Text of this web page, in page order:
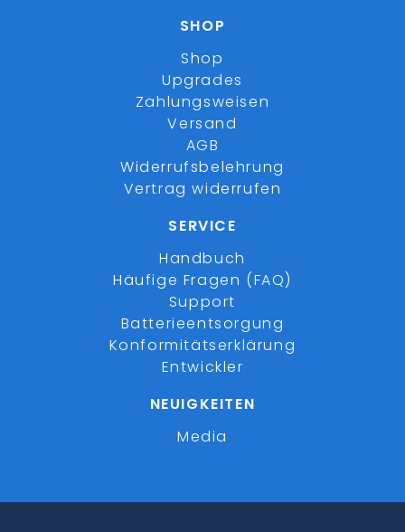
SHOP
Shop
Upgrades
Zahlungsweisen
Versand
AGB
Widerrufsbelehrung
Vertrag widerrufen
SERVICE
Handbuch
Häufige Fragen (FAQ)
Support
Batterieentsorgung
Konformitätserklärung
Entwickler
NEUIGKEITEN
Media